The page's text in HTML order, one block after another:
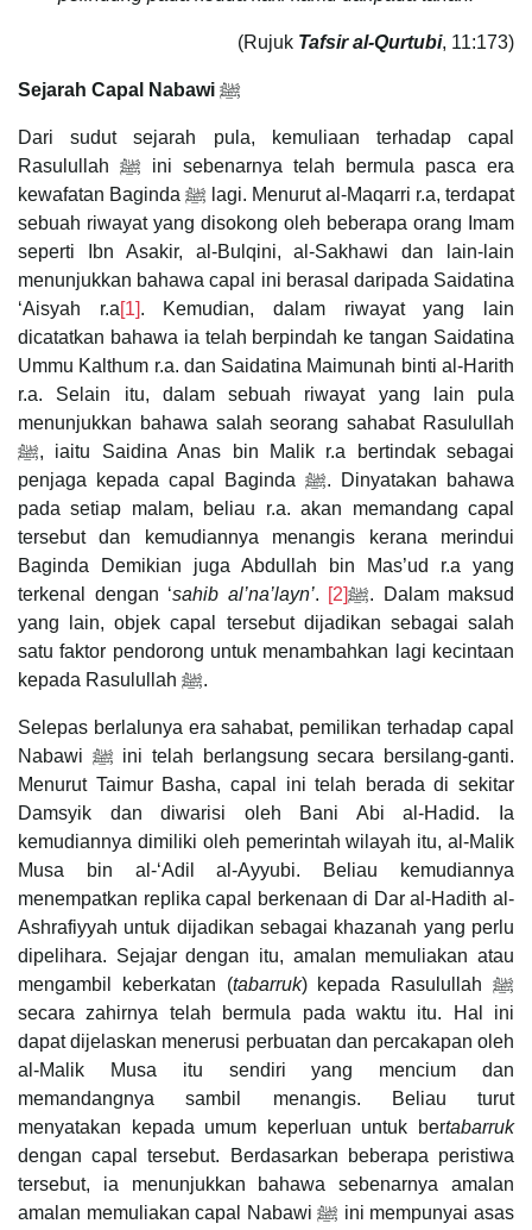
(Rujuk Tafsir al-Qurtubi, 11:173)
Sejarah Capal Nabawi ﷺ
Dari sudut sejarah pula, kemuliaan terhadap capal
Rasulullah ﷺ ini sebenarnya telah bermula pasca era
kewafatan Baginda ﷺ lagi. Menurut al-Maqarri r.a, terdapat
sebuah riwayat yang disokong oleh beberapa orang Imam
seperti Ibn Asakir, al-Bulqini, al-Sakhawi dan lain-lain
menunjukkan bahawa capal ini berasal daripada Saidatina
‘Aisyah r.a[1]. Kemudian, dalam riwayat yang lain
dicatatkan bahawa ia telah berpindah ke tangan Saidatina
Ummu Kalthum r.a. dan Saidatina Maimunah binti al-Harith
r.a. Selain itu, dalam sebuah riwayat yang lain pula
menunjukkan bahawa salah seorang sahabat Rasulullah
ﷺ, iaitu Saidina Anas bin Malik r.a bertindak sebagai
penjaga kepada capal Baginda ﷺ. Dinyatakan bahawa
pada setiap malam, beliau r.a. akan memandang capal
tersebut dan kemudiannya menangis kerana merindui
Baginda Demikian juga Abdullah bin Mas’ud r.a yang
terkenal dengan ‘sahib al’na’layn’ . ﷺ[2]
. Dalam maksud
yang lain, objek capal tersebut dijadikan sebagai salah
satu faktor pendorong untuk menambahkan lagi kecintaan
kepada Rasulullah ﷺ.
Selepas berlalunya era sahabat, pemilikan terhadap capal
Nabawi ﷺ ini telah berlangsung secara bersilang-ganti.
Menurut Taimur Basha, capal ini telah berada di sekitar
Damsyik dan diwarisi oleh Bani Abi al-Hadid. Ia
kemudiannya dimiliki oleh pemerintah wilayah itu, al-Malik
Musa bin al-‘Adil al-Ayyubi. Beliau kemudiannya
menempatkan replika capal berkenaan di Dar al-Hadith al-
Ashrafiyyah untuk dijadikan sebagai khazanah yang perlu
dipelihara. Sejajar dengan itu, amalan memuliakan atau
mengambil keberkatan (tabarruk) kepada Rasulullah ﷺ
secara zahirnya telah bermula pada waktu itu. Hal ini
dapat dijelaskan menerusi perbuatan dan percakapan oleh
al-Malik Musa itu sendiri yang mencium dan
memandangnya sambil menangis. Beliau turut
menyatakan kepada umum keperluan untuk bertabarruk
dengan capal tersebut. Berdasarkan beberapa peristiwa
tersebut, ia menunjukkan bahawa sebenarnya amalan
amalan memuliakan capal Nabawi ﷺ ini mempunyai asas